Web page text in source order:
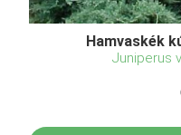
Hamvaskék
Juniperus